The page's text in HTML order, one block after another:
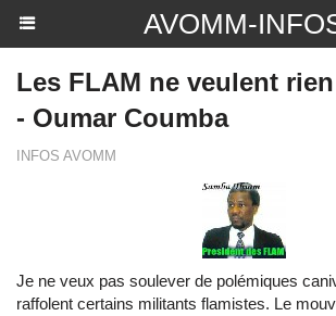
AVOMM-
Les FLAM ne veulent
- Oumar Coumba
INFOS AVOMM
Je ne veux pas soulever de polémiques
raffolent certains militants flamistes. Le